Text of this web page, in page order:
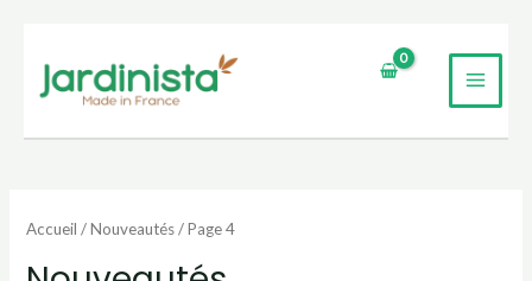
contenu
Accueil /Nouveautés/ Page 4